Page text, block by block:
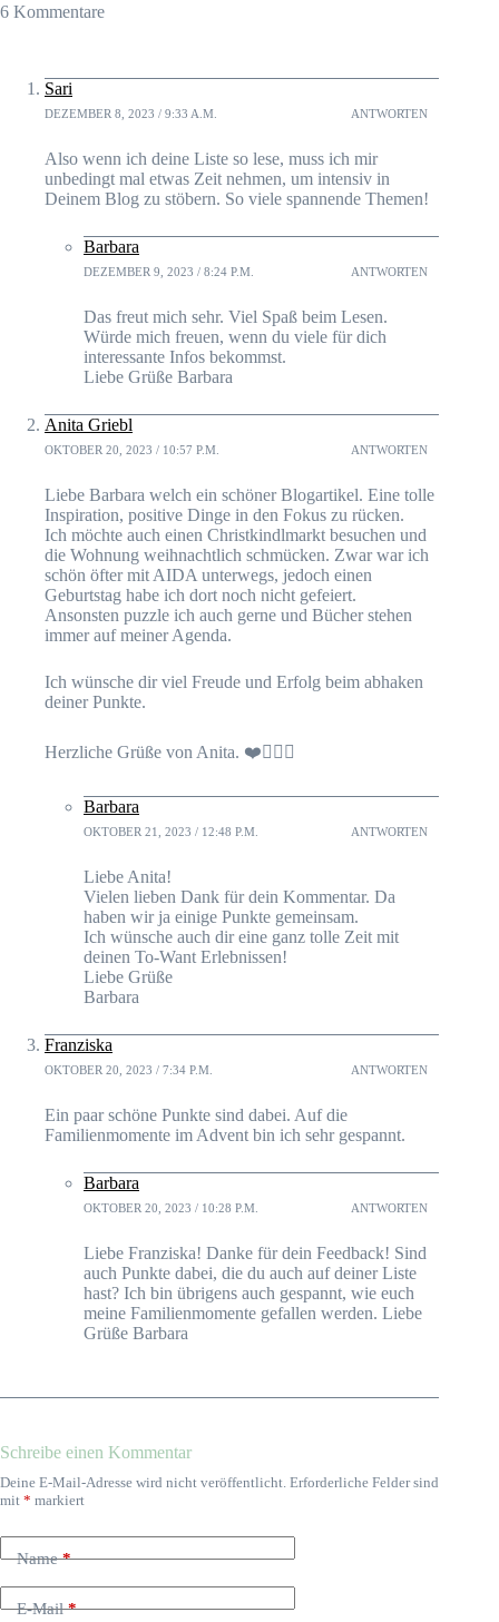
6 Kommentare
Sari
DEZEMBER 8, 2023 / 9:33 A.M. ANTWORTEN
Also wenn ich deine Liste so lese, muss ich mir
unbedingt mal etwas Zeit nehmen, um intensiv in
Deinem Blog zu stöbern. So viele spannende Themen!
Barbara
DEZEMBER 9, 2023 / 8:24 P.M. ANTWORTEN
Das freut mich sehr. Viel Spaß beim Lesen.
Würde mich freuen, wenn du viele für dich
interessante Infos bekommst.
Liebe Grüße Barbara
Anita Griebl
OKTOBER 20, 2023 / 10:57 P.M. ANTWORTEN
Liebe Barbara welch ein schöner Blogartikel. Eine tolle
Inspiration, positive Dinge in den Fokus zu rücken.
Ich möchte auch einen Christkindlmarkt besuchen und
die Wohnung weihnachtlich schmücken. Zwar war ich
schön öfter mit AIDA unterwegs, jedoch einen
Geburtstag habe ich dort noch nicht gefeiert.
Ansonsten puzzle ich auch gerne und Bücher stehen
immer auf meiner Agenda.
Ich wünsche dir viel Freude und Erfolg beim abhaken
deiner Punkte.
Herzliche Grüße von Anita. ❤️🙋🏼‍♀️
Barbara
OKTOBER 21, 2023 / 12:48 P.M. ANTWORTEN
Liebe Anita!
Vielen lieben Dank für dein Kommentar. Da
haben wir ja einige Punkte gemeinsam.
Ich wünsche auch dir eine ganz tolle Zeit mit
deinen To-Want Erlebnissen!
Liebe Grüße
Barbara
Franziska
OKTOBER 20, 2023 / 7:34 P.M. ANTWORTEN
Ein paar schöne Punkte sind dabei. Auf die
Familienmomente im Advent bin ich sehr gespannt.
Barbara
OKTOBER 20, 2023 / 10:28 P.M. ANTWORTEN
Liebe Franziska! Danke für dein Feedback! Sind
auch Punkte dabei, die du auch auf deiner Liste
hast? Ich bin übrigens auch gespannt, wie euch
meine Familienmomente gefallen werden. Liebe
Grüße Barbara
Schreibe einen Kommentar
Deine E-Mail-Adresse wird nicht veröffentlicht. Erforderliche Felder sind
mit * markiert
Name*
E-Mail*